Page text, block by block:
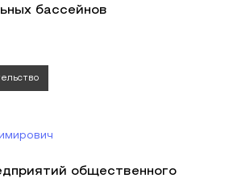
бассейнов
общественного